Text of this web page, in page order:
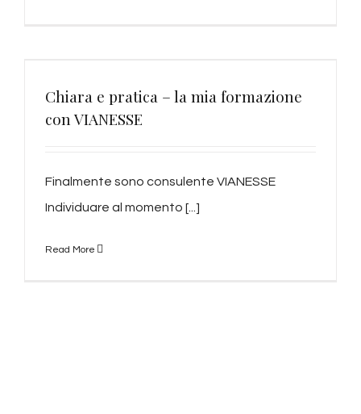
Chiara e pratica – la mia formazione
con VIANESSE
Finalmente sono consulente VIANESSE
Individuare al momento [...]
Read More